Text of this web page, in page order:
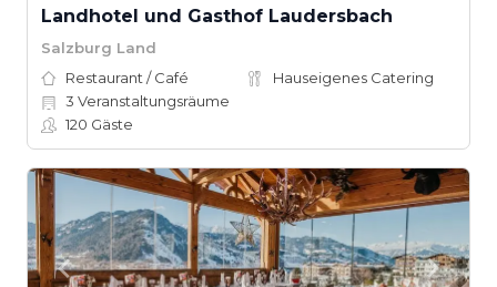
Landhotel und Gasthof Laudersbach
Salzburg Land
Restaurant / Café
Hauseigenes Catering
3 Veranstaltungsräume
120 Gäste